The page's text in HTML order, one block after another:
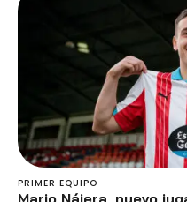
PRIMER EQUIPO
Mario Nájera, nuevo